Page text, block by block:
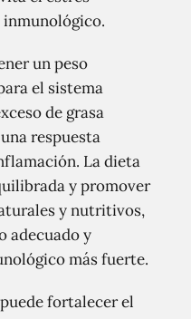
inmunológico.
un peso
el sistema
de grasa
respuesta
La dieta
y promover
y nutritivos,
adecuado y
más fuerte.
fortalecer el